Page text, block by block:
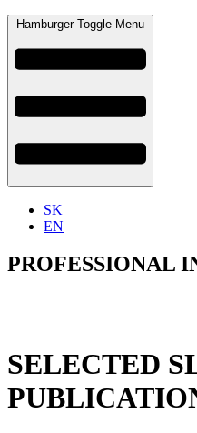
Hamburger Toggle Menu
SK
EN
PROFESSIONAL
SELECTED